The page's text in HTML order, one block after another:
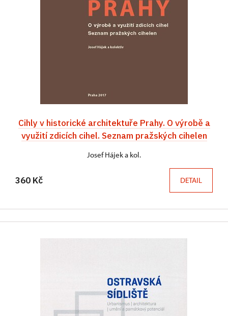
Cihly v historické architektuře Prahy. O výrobě a
využití zdicích cihel. Seznam pražských cihelen
Josef Hájek a kol.
360 Kč DETAIL